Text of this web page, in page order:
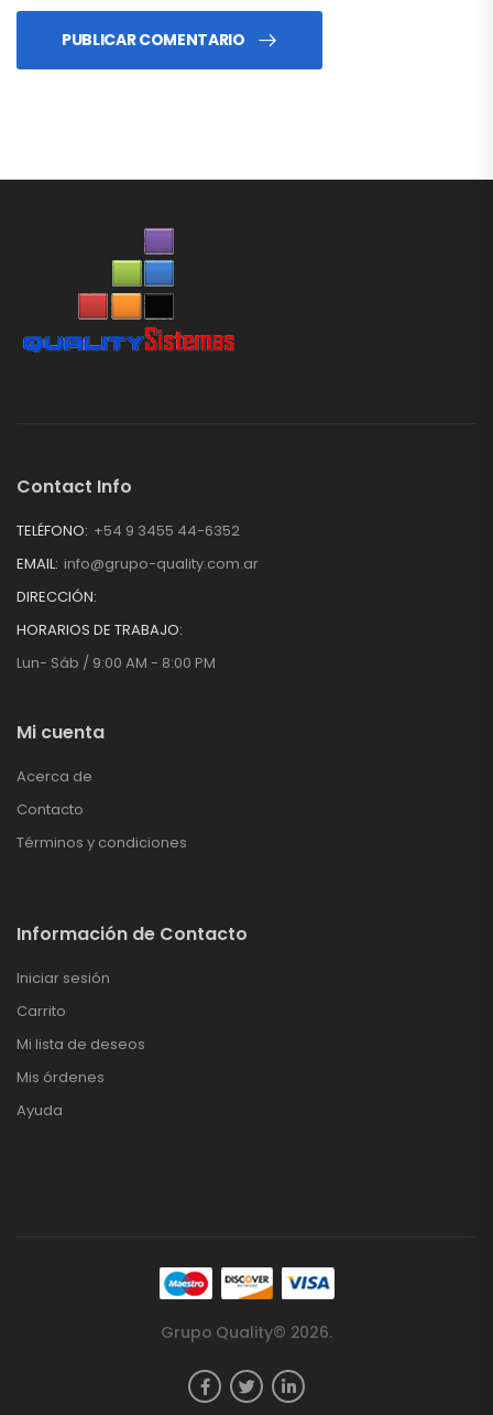
PUBLICAR COMENTARIO
Contact Info
TELÉFONO: +54 9 3455 44-6352
EMAIL: info@grupo-quality.com.ar
DIRECCIÓN:
HORARIOS DE TRABAJO:
Lun- Sáb / 9:00 AM - 8:00 PM
Mi cuenta
Acerca de
Contacto
Términos y condiciones
Información de Contacto
Iniciar sesión
Carrito
Mi lista de deseos
Mis órdenes
Ayuda
Grupo Quality© 2026.